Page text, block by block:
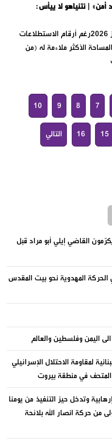
أمن» | نتنياهو لا ييأس:
*حسين الأمين*الإثنين 20 تموز 2026رغم أرقام الاستطلاعات
الأكثر ملاءمة له (من
7
8
9
10
15
16 التالي
القاضي إيلي أبو مراد قبل
المهدوية نحو بيت المقدس
اليمن وفلسطين والعالم
اللبنانية لمقاومة الاحتلال الإسرائيلي
في منطقة بيروت
وتدخل حيز التنفيذ من يومنا
من حركة انصار الله بلائحة